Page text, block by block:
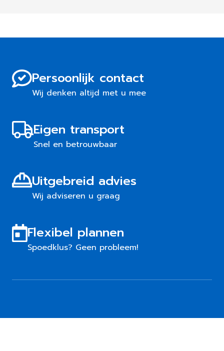
Persoonlijk contact
Wij denken altijd met u mee
Eigen transport
Snel en betrouwbaar
Uitgebreid advies
Wij adviseren u graag
Flexibel plannen
Spoedklus? Geen probleem!